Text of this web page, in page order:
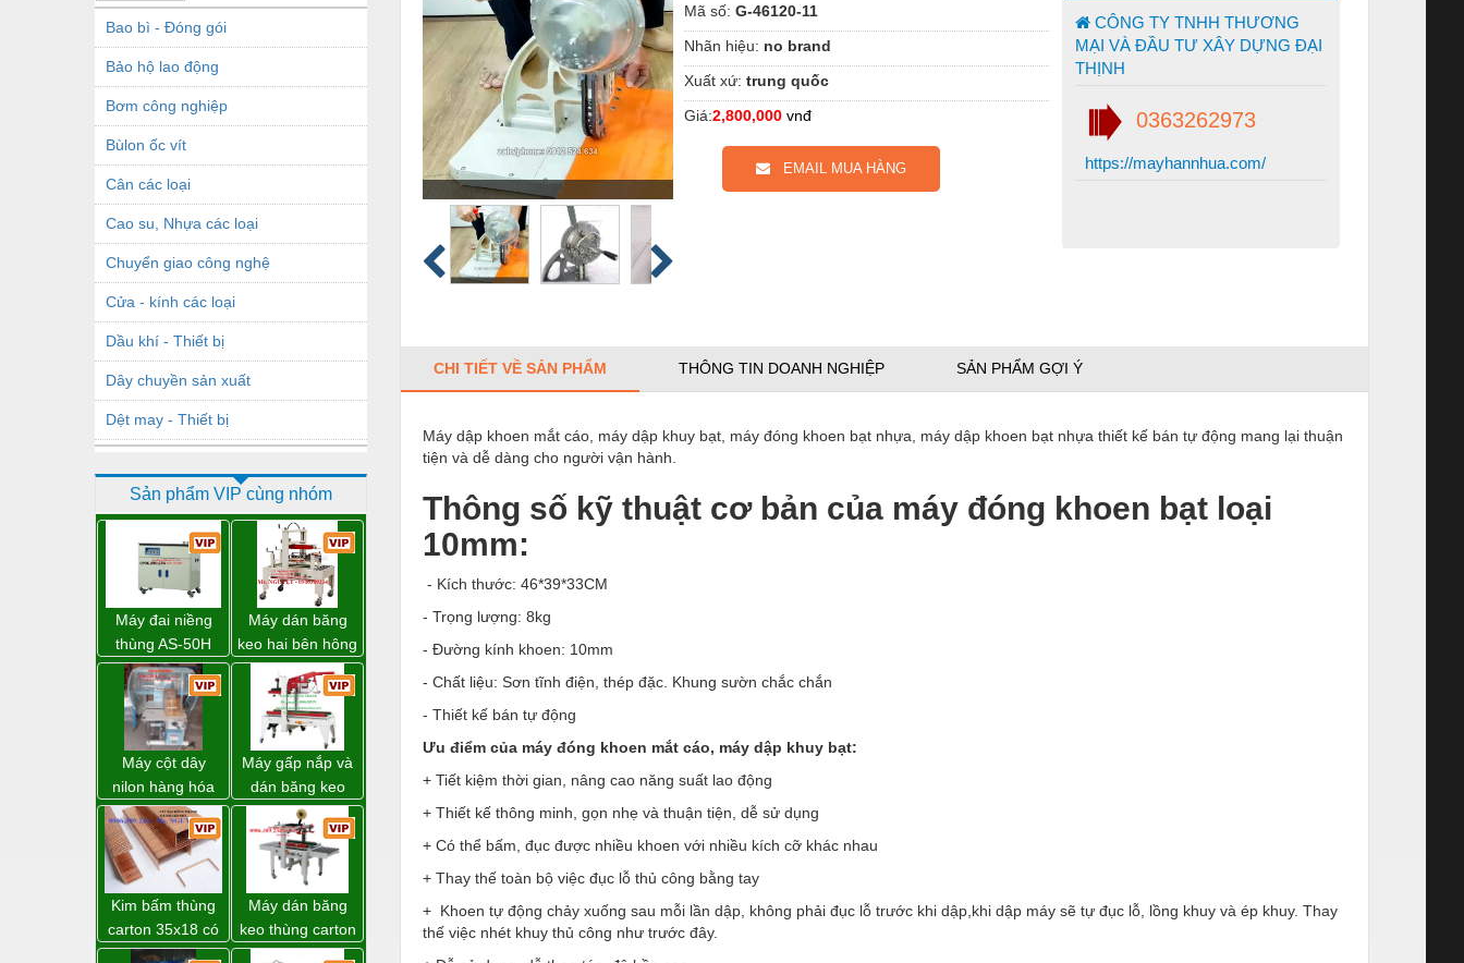
Bao bì - Đóng gói
Bảo hộ lao động
Bơm công nghiệp
Bùlon ốc vít
Cân các loại
Cao su, Nhựa các loại
Chuyển giao công nghệ
Cửa - kính các loại
Dầu khí - Thiết bị
Dây chuyền sản xuất
Dệt may - Thiết bị
Dịch vụ - Thi công
Điện công nghiệp
Điện gia dụng
Điện Lạnh
Đóng tàu Thiết bị
Đúc chính xác Thiết bị
Dụng cụ cầm tay
Dụng cụ cắt gọt
Dụng cụ điện
Dụng cụ đo
Gỗ - Trang thiết bị
Hàn cắt - Thiết bị
Sản phẩm VIP cùng nhóm
Máy đai niềng
thùng AS-50H
Wellpack
Máy dán băng
keo hai bên hông
thùng carton
WP-5050SA giá
rẻ Miền Nam
Máy cột dây
nilon hàng hóa
model CY-100
Máy gấp nắp và
dán băng keo
thùng carton tự
động WP-5050F
giá rẻ
Kim bấm thùng
carton 35x18 có
sẵn giá rẻ toàn
Máy dán băng
keo thùng carton
WP-5050RL
Mã số: G-46120-11
Nhãn hiệu: no brand
Xuất xứ: trung quốc
Giá:2,800,000 vnđ
EMAIL MUA HÀNG
CÔNG TY TNHH THƯƠNG
MẠI VÀ ĐẦU TƯ XÂY DỰNG ĐẠI
THỊNH
0363262973
https://mayhannhua.com/
CHI TIẾT VỀ SẢN PHẨM THÔNG TIN DOANH NGHIỆP SẢN PHẨM GỢI Ý
Máy dập khoen mắt cáo, máy dập khuy bạt, máy đóng khoen bạt nhựa, máy dập khoen bạt nhựa thiết kế bán tự động mang lại thuận
tiện và dễ dàng cho người vận hành.
Thông số kỹ thuật cơ bản của máy đóng khoen bạt loại
10mm:
- Kích thước: 46*39*33CM
- Trọng lượng: 8kg
- Đường kính khoen: 10mm
- Chất liệu: Sơn tĩnh điện, thép đặc. Khung sườn chắc chắn
- Thiết kế bán tự động
Ưu điểm của máy đóng khoen mắt cáo, máy dập khuy bạt:
+ Tiết kiệm thời gian, nâng cao năng suất lao động
+ Thiết kế thông minh, gọn nhẹ và thuận tiện, dễ sử dụng
+ Có thể bấm, đục được nhiều khoen với nhiều kích cỡ khác nhau
+ Thay thế toàn bộ việc đục lỗ thủ công bằng tay
+ Khoen tự động chảy xuống sau mỗi lần dập, không phải đục lỗ trước khi dập,khi dập máy sẽ tự đục lỗ, lồng khuy và ép khuy. Thay
thế việc nhét khuy thủ công như trước đây.